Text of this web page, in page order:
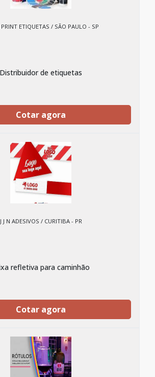
ETIQUETAS / SÃO PAULO - SP
Distribuidor de etiquetas
Cotar agora
J J N ADESIVOS / CURITIBA - PR
refletiva para caminhão
Cotar agora